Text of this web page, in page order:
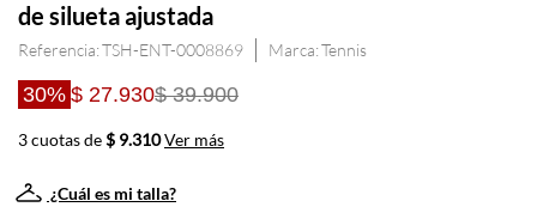
de silueta ajustada
Referencia:TSH-ENT-0008869 Tennis
30% $ 27.930$ 39.900
3 cuotas de$ 9.310Ver más
¿Cuál es mi talla?